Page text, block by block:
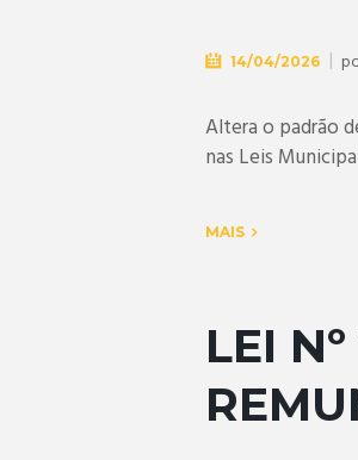
14/04/2026
Altera o padrão
nas Leis
MAIS
LEI